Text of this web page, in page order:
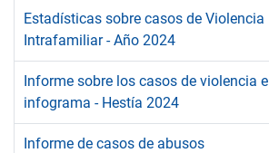
Estadísticas sobre casos de Violencia
Intrafamiliar - Año 2024
Informe sobre los casos de violencia e
infograma - Hestía 2024
Informe de casos de abusos